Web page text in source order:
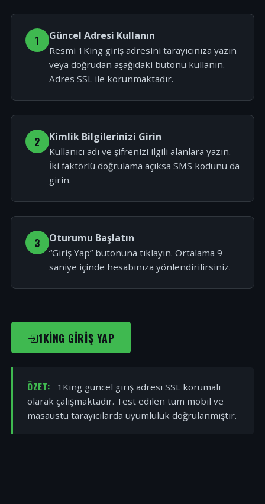
1 Güncel Adresi Kullanın
Resmi 1King giriş adresini tarayıcınıza yazın
veya doğrudan aşağıdaki butonu kullanın.
Adres SSL ile korunmaktadır.
2 Kimlik Bilgilerinizi Girin
Kullanıcı adı ve şifrenizi ilgili alanlara yazın.
İki faktörlü doğrulama açıksa SMS kodunu da
girin.
3 Oturumu Başlatın
“Giriş Yap” butonuna tıklayın. Ortalama 9
saniye içinde hesabınıza yönlendirilirsiniz.
1KING GIRIŞ YAP
ÖZET:
1King güncel giriş adresi SSL korumalı
olarak çalışmaktadır. Test edilen tüm mobil ve
masaüstü tarayıcılarda uyumluluk doğrulanmıştır.